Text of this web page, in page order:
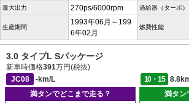
最大出力 270ps/6000rpm 過給器（ターボ）
生産期間
1993年06月～199
6年02月
燃費性能
3.0 タイプL Sパッケージ
新車時価格391万円(税抜)
JC08
-km/L 10・15
満タンでどこまで走る？
満タン